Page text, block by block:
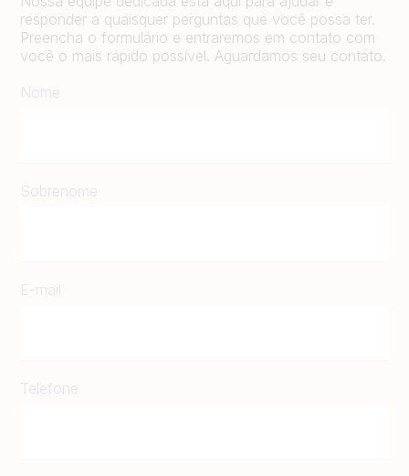
responder a quaisquer perguntas que você possa ter.
Preencha o formulário e entraremos em contato com
você o mais rápido possível. Aguardamos seu contato.
Nome
Sobrenome
E-mail
Telefone